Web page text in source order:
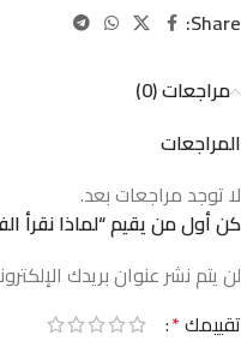
Share:
مراجعات (0)
المراجعات
لا توجد مراجعات بعد.
كن أول من يقيم “لماذا نقرأ
لن يتم نشر عنوان بريدك
تقييمك*